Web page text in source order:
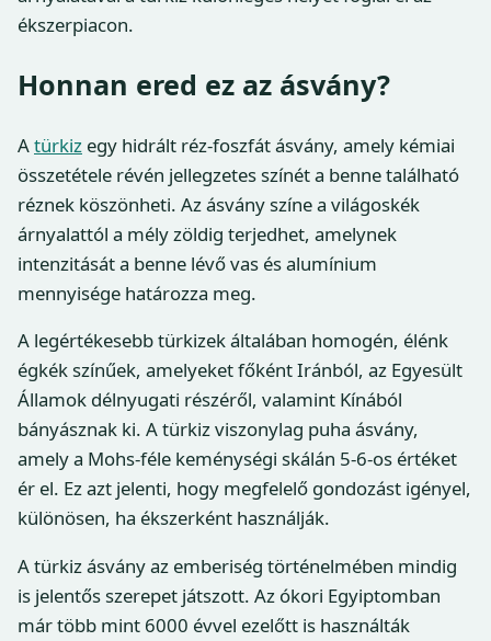
ékszerpiacon.
Honnan ered ez az ásvány?
Atürkiz egy hidrált réz-foszfát ásvány, amely kémiai
összetétele révén jellegzetes színét a benne található
réznek köszönheti. Az ásvány színe a világoskék
árnyalattól a mély zöldig terjedhet, amelynek
intenzitását a benne lévő vas és alumínium
mennyisége határozza meg.
A legértékesebb türkizek általában homogén, élénk
égkék színűek, amelyeket főként Iránból, az Egyesült
Államok délnyugati részéről, valamint Kínából
bányásznak ki. A türkiz viszonylag puha ásvány,
amely a Mohs-féle keménységi skálán 5-6-os értéket
ér el. Ez azt jelenti, hogy megfelelő gondozást igényel,
különösen, ha ékszerként használják.
A türkiz ásvány az emberiség történelmében mindig
is jelentős szerepet játszott. Az ókori Egyiptomban
már több mint 6000 évvel ezelőtt is használták